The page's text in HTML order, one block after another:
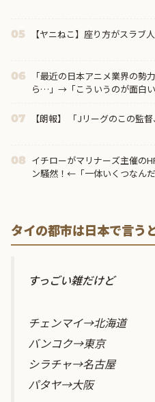
05 【ヤニねこ】座り方がスラブ
06
「最近の日本アニメ業界の勢
ら…」→「こういうのが面白
07 【朗報】 「Jリーグのこ
08 イチローがマリナーズ主催の
ン騒然！←「一体いくつなんだ
タイの都市は日本で言う
すっごい雑だけど
チェンマイ→北海道
バンコク→東京
シラチャ→名古屋
パタヤ→大阪